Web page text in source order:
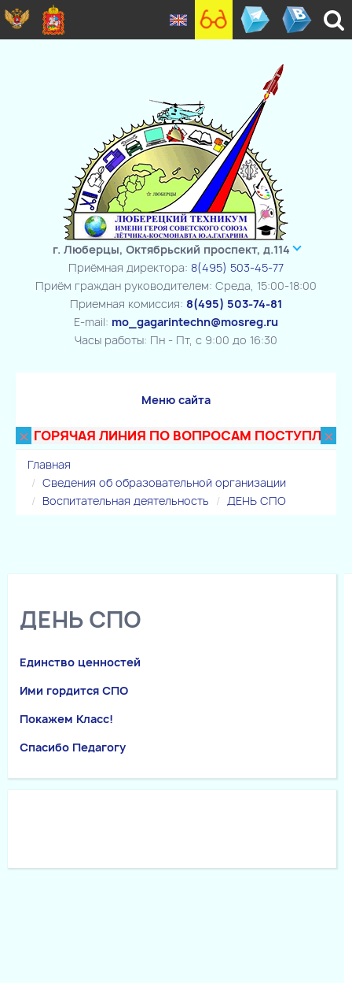
г. Люберцы, Октябрьский проспект, д.114
Приёмная директора: 8(495) 503-45-77
Приём граждан руководителем: Среда, 15:00-18:00
Приемная комиссия: 8(495) 503-74-81
E-mail: mo_gagarintechn@mosreg.ru
Часы работы: Пн - Пт, с 9:00 до 16:30
Меню сайта
×ГОРЯЧАЯ ЛИНИЯ ПО ВОПРОСАМ ПОСТУПЛЕНИЯ
×
Главная
Сведения об образовательной организации
Воспитательная деятельность
ДЕНЬ СПО
ДЕНЬ СПО
Единство ценностей
Ими гордится СПО
Покажем Класс!
Спасибо Педагогу